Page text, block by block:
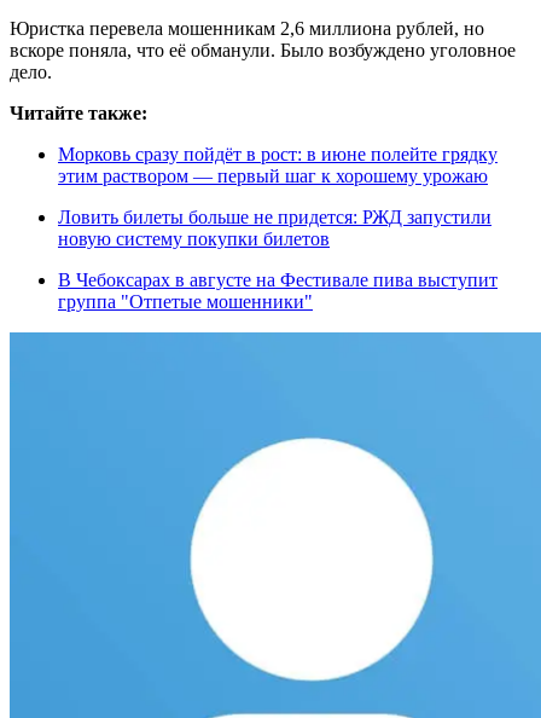
Юристка перевела мошенникам 2,6 миллиона рублей, но
вскоре поняла, что её обманули. Было возбуждено уголовное
дело.
Читайте также:
Морковь сразу пойдёт в рост: в июне полейте грядку
этим раствором — первый шаг к хорошему урожаю
Ловить билеты больше не придется: РЖД запустили
новую систему покупки билетов
В Чебоксарах в августе на Фестивале пива выступит
группа "Отпетые мошенники"